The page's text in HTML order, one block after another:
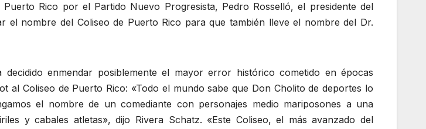
Rico por el Partido Nuevo Progresista, Pedro Rosselló, el presidente del
el nombre del Coliseo de Puerto Rico para que también lleve el nombre del Dr.
enmendar posiblemente el mayor error histórico cometido en épocas
al Coliseo de Puerto Rico: «Todo el mundo sabe que Don Cholito de deportes lo
el nombre de un comediante con personajes medio mariposones a una
y cabales atletas», dijo Rivera Schatz. «Este Coliseo, el más avanzado del